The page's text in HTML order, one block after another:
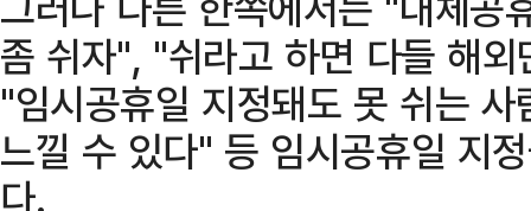
좀 쉬자", "쉬라고 하면 다들 해
"임시공휴일 지정돼도 못 쉬는
느낄 수 있다" 등 임시공휴일 지
다.